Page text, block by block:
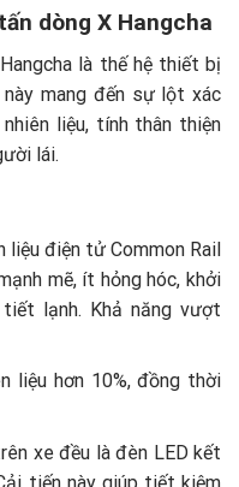
dòng X Hangcha
là thế hệ thiết bị
mang đến sự lột xác
liệu, tính thân thiện
lái.
liệu điện tử Common Rail
mẽ, ít hỏng hóc, khởi
lạnh. Khả năng vượt
liệu hơn 10%, đồng thời
xe đều là đèn LED kết
tiến này giúp tiết kiệm